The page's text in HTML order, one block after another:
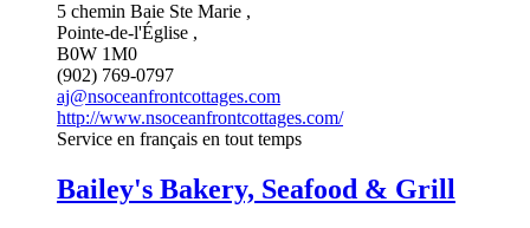
5 chemin Baie Ste Marie ,
Pointe-de-l'Église ,
B0W 1M0
(902) 769-0797
aj@nsoceanfrontcottages.com
http://www.nsoceanfrontcottages.com/
Service en français en tout temps
Bailey's Bakery, Seafood & Grill